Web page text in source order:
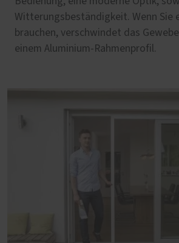
Witterungsbeständigkeit. Wenn Sie
brauchen, verschwindet das
einem Aluminium-Rahmenprofil.